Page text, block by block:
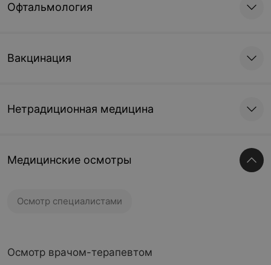
Офтальмология
Вакцинация
Нетрадиционная медицина
Медицинские осмотры
Осмотр специалистами
Осмотр врачом-терапевтом